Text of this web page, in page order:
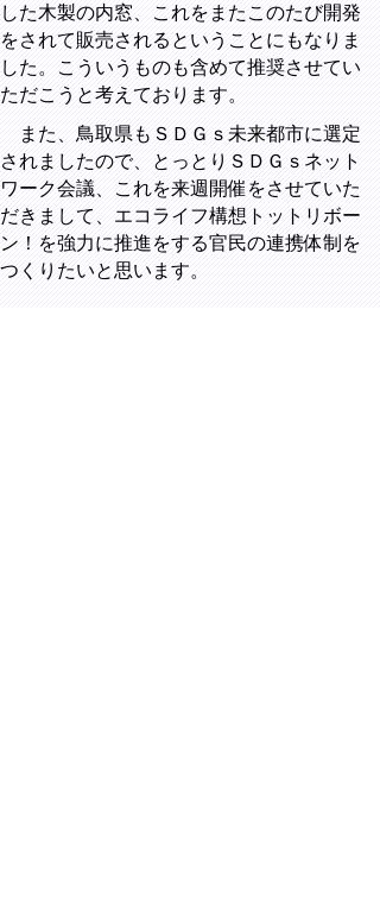
した木製の内窓、これをまたこのたび開発
をされて販売されるということにもなりま
した。こういうものも含めて推奨させてい
ただこうと考えております。
また、鳥取県もＳＤＧｓ未来都市に選定
されましたので、とっとりＳＤＧｓネット
ワーク会議、これを来週開催をさせていた
だきまして、エコライフ構想トットリボー
ン！を強力に推進をする官民の連携体制を
つくりたいと思います。